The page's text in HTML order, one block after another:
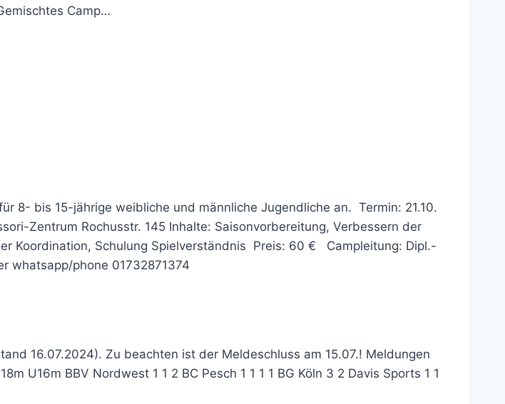
Camp…
8- bis 15-jährige weibliche und männliche Jugendliche an. Termin: 21.10.
Zentrum Rochusstr. 145 Inhalte: Saisonvorbereitung, Verbessern der
Koordination, Schulung Spielverständnis Preis: 60 € Campleitung: Dipl.-
whatsapp/phone 01732871374
16.07.2024). Zu beachten ist der Meldeschluss am 15.07.! Meldungen
U16m BBV Nordwest 1 1 2 BC Pesch 1 1 1 1 BG Köln 3 2 Davis Sports 1 1